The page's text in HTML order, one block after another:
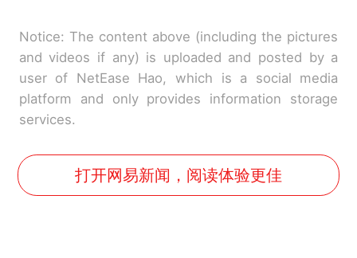
Notice: The content above (including the pictures
and videos if any) is uploaded and posted by a
user of NetEase Hao, which is a social media
platform and only provides information storage
services.
打开网易新闻，阅读体验更佳